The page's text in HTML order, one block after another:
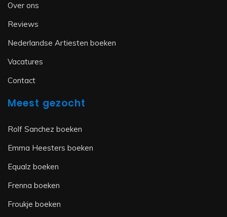
Over ons
Reviews
Nederlandse Artiesten boeken
Vacatures
Contact
Meest gezocht
Rolf Sanchez boeken
Emma Heesters boeken
Equalz boeken
Frenna boeken
Froukje boeken